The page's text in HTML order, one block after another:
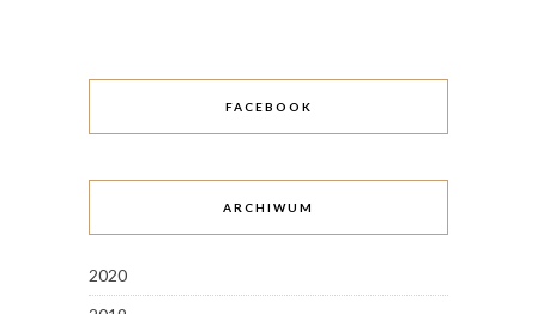
FACEBOOK
ARCHIWUM
2020